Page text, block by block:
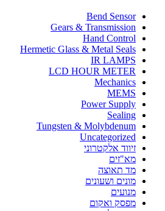
Bend Sensor
Gears & Transmission
Hand Control
Hermetic Glass & Metal Seals
IR LAMPS
LCD HOUR METER
Mechanics
MEMS
Power Supply
Sealing
Tungsten & Molybdenum
Uncategorized
זיווד אלקטרוני
מא"זים
מד תאוצה
מונים ושעונים
מנועים
מפסק ואקום